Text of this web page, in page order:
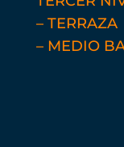
– TERRAZA
– MEDIO